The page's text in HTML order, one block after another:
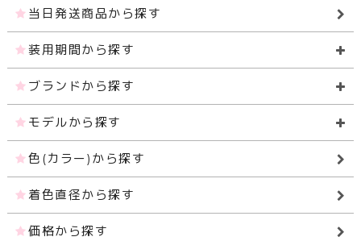
当日発送商品から探す
装用期間から探す
ブランドから探す
モデルから探す
色(カラー)から探す
着色直径から探す
価格から探す